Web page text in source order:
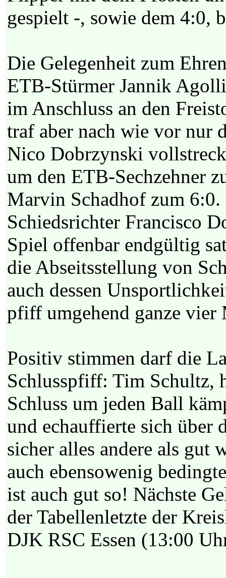
gespielt -, sowie dem 4:0,
Die Gelegenheit zum
ETB-Stürmer Jannik
im Anschluss an den
traf aber nach wie vor nur
Nico Dobrzynski
um den ETB-Sechzehner
Marvin Schadhof zum
Schiedsrichter Francisco
Spiel offenbar endgültig
die Abseitsstellung von
auch dessen
pfiff umgehend ganze vier
Positiv stimmen darf die
Schlusspfiff: Tim Schultz,
Schluss um jeden Ball
und echauffierte sich über
sicher alles andere als gut
auch ebensowenig
ist auch gut so! Nächste
der Tabellenletzte der
DJK RSC Essen (13:00